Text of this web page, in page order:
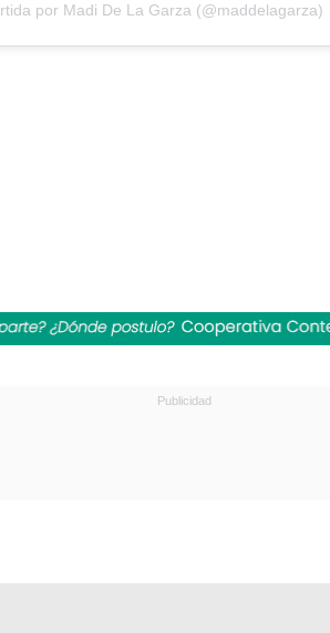
por Madi De La Garza (@maddelagarza)